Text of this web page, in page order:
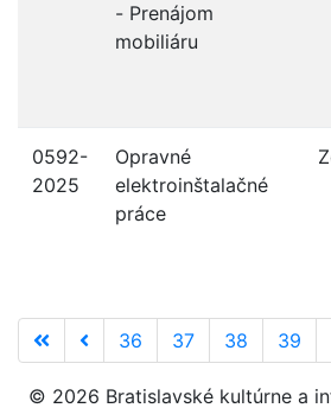
- Prenájom
mobiliáru
0592-
2025
Opravné
elektroinštalačné
práce
36 37 38 39
© 2026 Bratislavské kultúrne a